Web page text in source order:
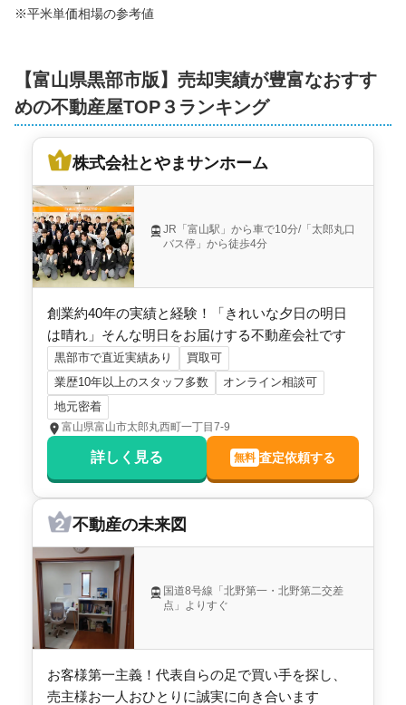
※平米単価相場の参考値
【富山県黒部市版】売却実績が豊富なおすす
めの不動産屋TOP３ランキング
株式会社とやまサンホーム
JR「富山駅」から車で10分/「太郎丸口
バス停」から徒歩4分
創業約40年の実績と経験！「きれいな夕日の明日
は晴れ」そんな明日をお届けする不動産会社です
黒部市で直近実績あり
買取可
業歴10年以上のスタッフ多数
オンライン相談可
地元密着
富山県富山市太郎丸西町一丁目7-9
詳しく見る 無料 査定依頼する
不動産の未来図
国道8号線「北野第一・北野第二交差
点」よりすぐ
お客様第一主義！代表自らの足で買い手を探し、
売主様お一人おひとりに誠実に向き合います